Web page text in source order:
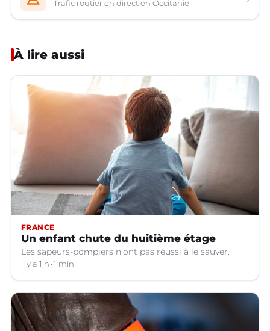
Trafic routier en direct en Occitanie
À lire aussi
FRANCE
Un enfant chute du huitième étage
Les sapeurs-pompiers n'ont pas réussi à le sauver.
il y a 1 h 1 min